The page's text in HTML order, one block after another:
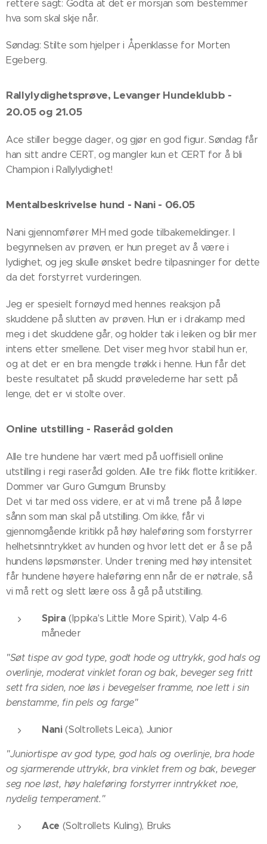
rettere sagt: Godta at det er morsjan som bestemmer
hva som skal skje når.
Søndag: Stilte som hjelper i Åpenklasse for Morten
Egeberg.
Rallylydighetsprøve, Levanger Hundeklubb -
20.05 og 21.05
Ace stiller begge dager, og gjør en god figur. Søndag får
han sitt andre CERT, og mangler kun et CERT for å bli
Champion i Rallylydighet!
Mentalbeskrivelse hund - Nani - 06.05
Nani gjennomfører MH med gode tilbakemeldinger. I
begynnelsen av prøven, er hun preget av å være i
lydighet, og jeg skulle ønsket bedre tilpasninger for dette
da det forstyrret vurderingen.
Jeg er spesielt fornøyd med hennes reaksjon på
skuddene på slutten av prøven. Hun er i drakamp med
meg i det skuddene går, og holder tak i leiken og blir mer
intens etter smellene. Det viser meg hvor stabil hun er,
og at det er en bra mengde trøkk i henne. Hun får det
beste resultatet på skudd prøvelederne har sett på
lenge, det er vi stolte over.
Online utstilling - Raseråd golden
Alle tre hundene har vært med på uoffisiell online
utstilling i regi raseråd golden. Alle tre fikk flotte kritikker.
Dommer var Guro Gumgum Brunsby.
Det vi tar med oss videre, er at vi må trene på å løpe
sånn som man skal på utstilling. Om ikke, får vi
gjennomgående kritikk på høy haleføring som forstyrrer
helhetsinntrykket av hunden og hvor lett det er å se på
hundens løpsmønster. Under trening med høy intensitet
får hundene høyere haleføring enn når de er nøtrale, så
vi må rett og slett lære oss å gå på utstilling.
Spira (Ippika's Little More Spirit), Valp 4-6
måneder
"Søt tispe av god type, godt hode og uttrykk, god hals og
overlinje, moderat vinklet foran og bak, beveger seg fritt
sett fra siden, noe løs i bevegelser framme, noe lett i sin
benstamme, fin pels og farge"
Nani(Soltrollets Leica), Junior
"Juniortispe av god type, god hals og overlinje, bra hode
og sjarmerende uttrykk, bra vinklet frem og bak, beveger
seg noe løst, høy haleføring forstyrrer inntrykket noe,
nydelig temperament."
Ace (Soltrollets Kuling), Bruks